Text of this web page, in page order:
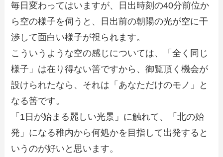
毎日変わってはいますが、日出時刻の40分前位か
ら空の様子を伺うと、日出前の朝陽の光が空に干
渉して面白い様子が視られます。
こういうような空の感じについては、「全く同じ
様子」は在り得ない筈ですから、御覧頂く機会が
設けられたなら、それは「あなただけのモノ」と
なる筈です。
「1日が始まる麗しい光景」に触れて、「北の始
発」になる稚内から何処かを目指して出発すると
いうのが好いと思います。